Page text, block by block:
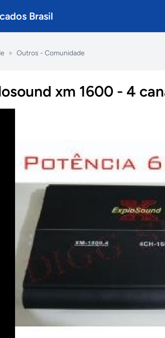
Brasil
» Outros - Comunidade
xm 1600 - 4